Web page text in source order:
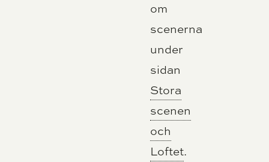
om
scenerna
under
sidan
Stora
scenen
och
Loftet.